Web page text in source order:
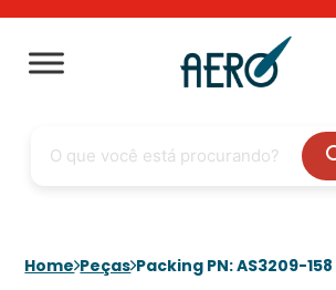
Home Peças Packing PN: AS3209-158